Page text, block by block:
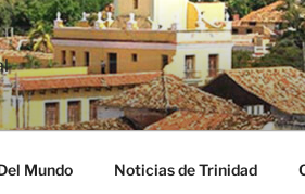
del Caribe
Mundo Noticias de Trinidad